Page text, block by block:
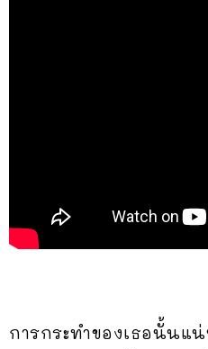
การกระทำของเธอนั้นแ